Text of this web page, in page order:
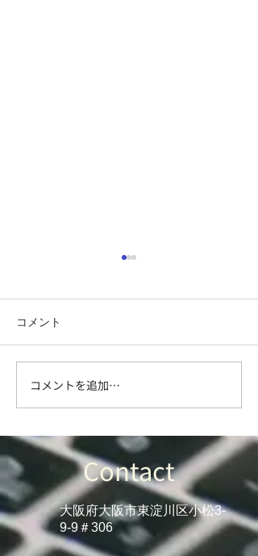
ただちに『Instagram』を
連携している場合”再接続
コメント
コメントを追加…
Contact
大阪府大阪市東淀川区小松3-
9-9＃306